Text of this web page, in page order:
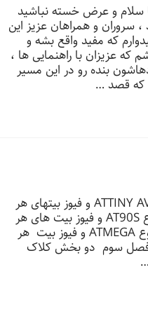
سلام و عرض خسته نباشید
سروران و همراهان عزیز این
که مفید واقع بشه و
عزیزان با راهنمایی ها ،
بنده رو در این مسیر
که قصد …
در فصل یک میکروکنترلرهای نوع ATTINY AVR و فیوز بیتهای هر
یک ، در فصل دو میکروکنتلرهای نوع AT90S و فیوز بیت های هر
یک و در فصل سه میکروکنتلرهای نوع ATMEGA و فیوز بیت هر
فصل سوم دو بخش کلاک